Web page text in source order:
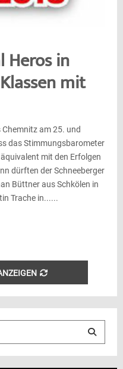
Heros in
mit
am 25. und
das Stimmungsbarometer
mit den Erfolgen
dürften der Schneeberger
Büttner aus Schkölen in
Trache in......
S